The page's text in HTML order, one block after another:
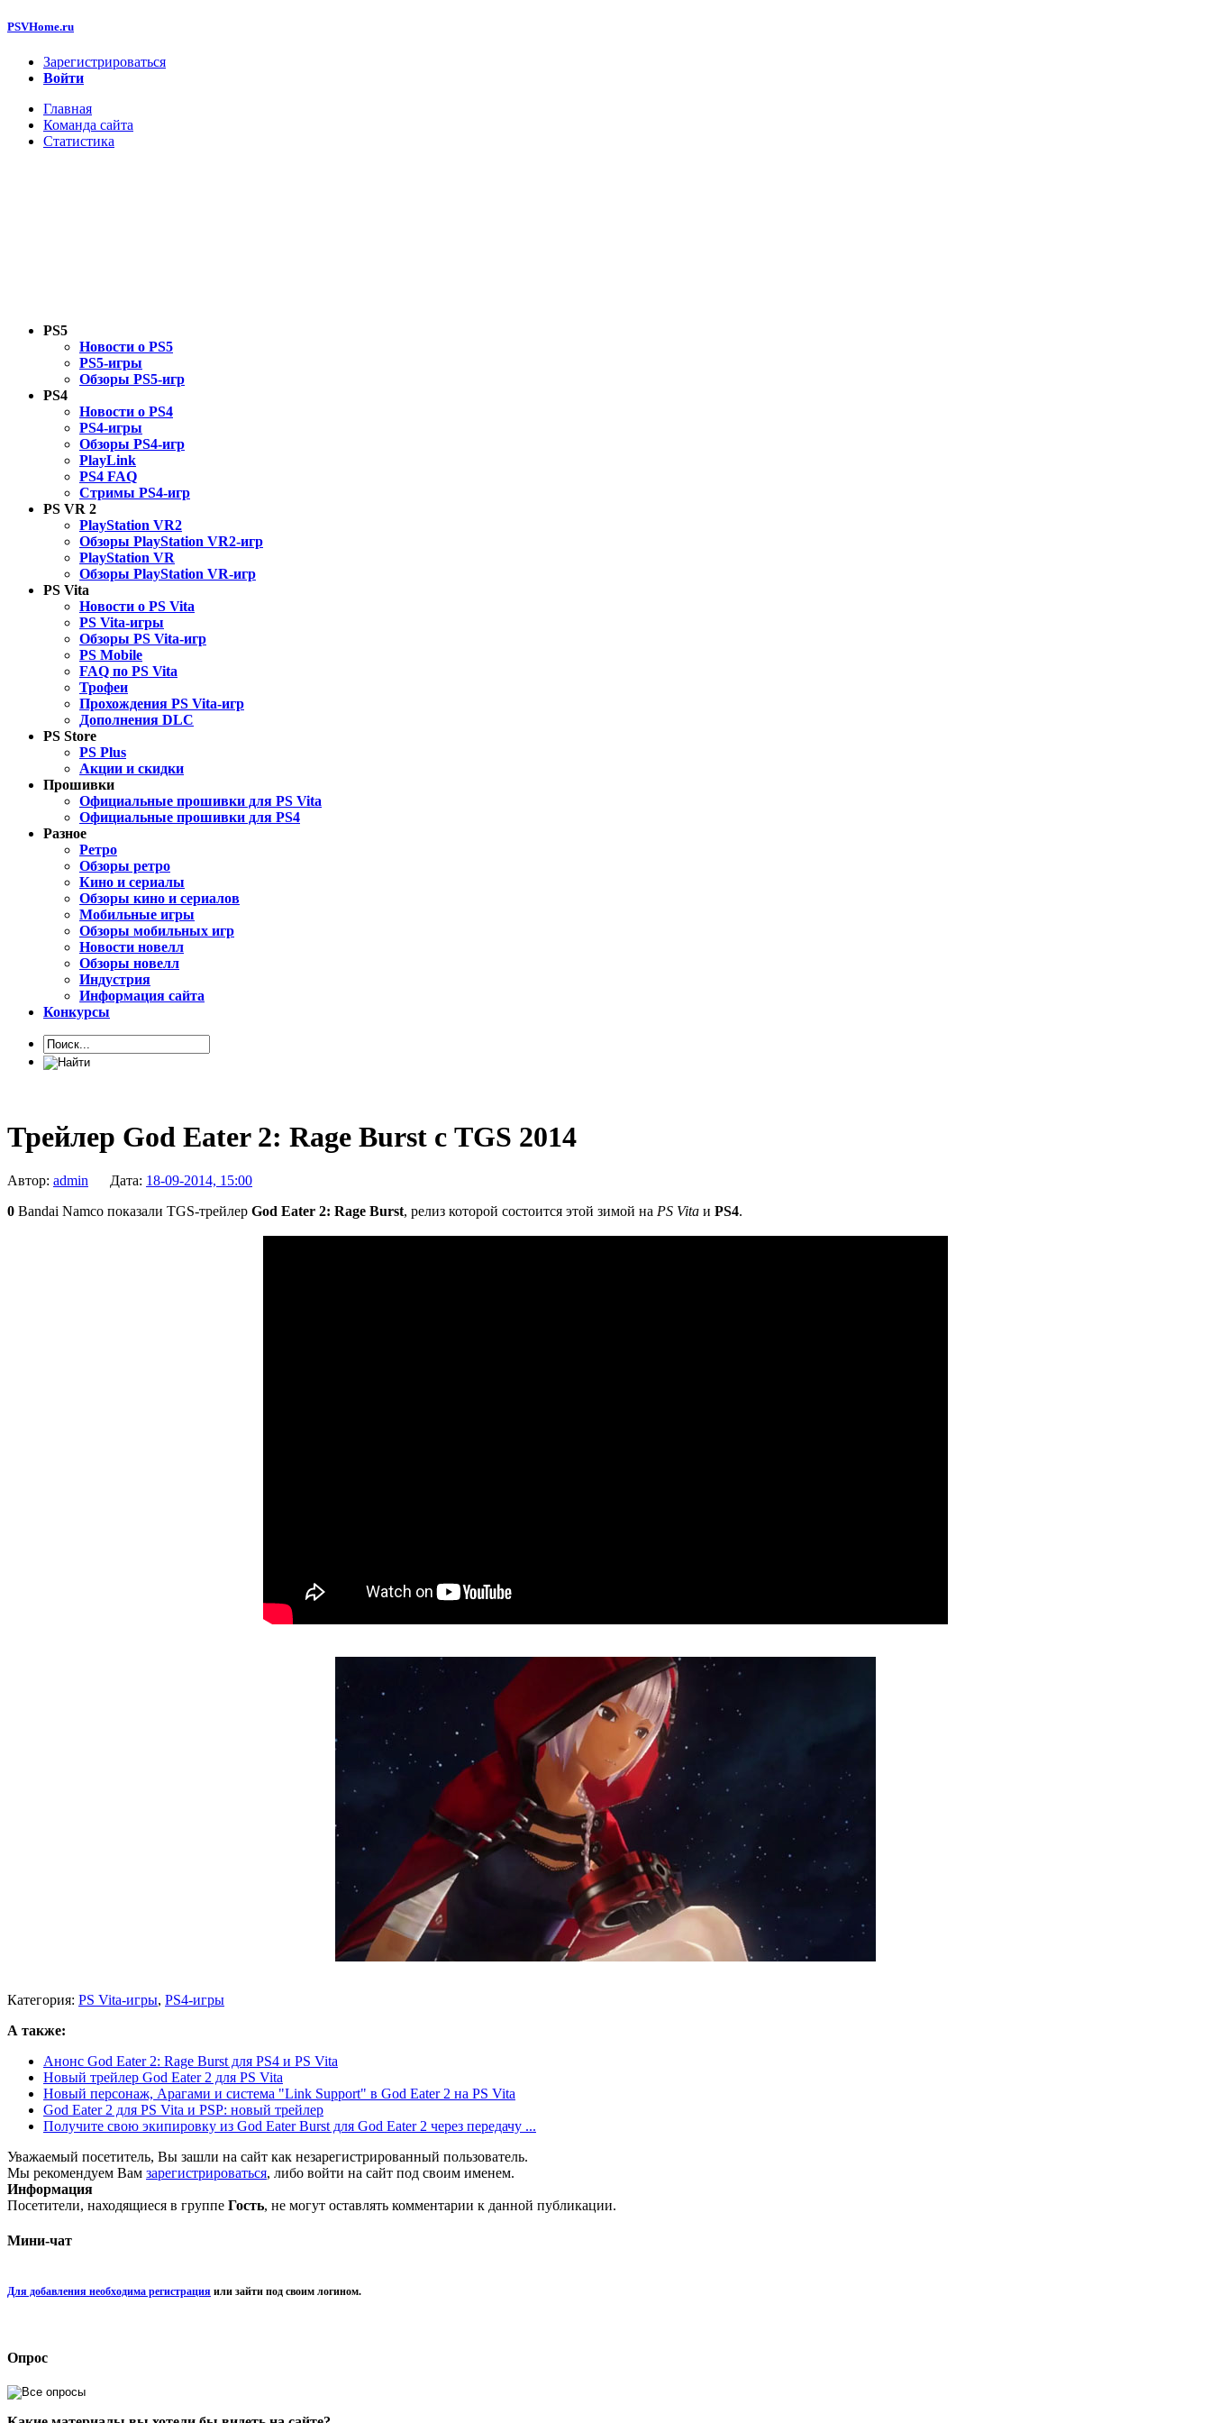
PSVHome.ru
Зарегистрироваться
Войти
Главная
Команда сайта
Статистика
PS5
Новости о PS5
PS5-игры
Обзоры PS5-игр
PS4
Новости о PS4
PS4-игры
Обзоры PS4-игр
PlayLink
PS4 FAQ
Стримы PS4-игр
PS VR 2
PlayStation VR2
Обзоры PlayStation VR2-игр
PlayStation VR
Обзоры PlayStation VR-игр
PS Vita
Новости о PS Vita
PS Vita-игры
Обзоры PS Vita-игр
PS Mobile
FAQ по PS Vita
Трофеи
Прохождения PS Vita-игр
Дополнения DLC
PS Store
PS Plus
Акции и скидки
Прошивки
Официальные прошивки для PS Vita
Официальные прошивки для PS4
Разное
Ретро
Обзоры ретро
Кино и сериалы
Обзоры кино и сериалов
Мобильные игры
Обзоры мобильных игр
Новости новелл
Обзоры новелл
Индустрия
Информация сайта
Конкурсы
Трейлер God Eater 2: Rage Burst с TGS 2014
Автор: admin Дата: 18-09-2014, 15:00
0 Bandai Namco показали TGS-трейлер God Eater 2: Rage Burst, релиз которой состоится этой зимой на PS Vita и PS4.
Категория: PS Vita-игры, PS4-игры
А также:
Анонс God Eater 2: Rage Burst для PS4 и PS Vita
Новый трейлер God Eater 2 для PS Vita
Новый персонаж, Арагами и система "Link Support" в God Eater 2 на PS Vita
God Eater 2 для PS Vita и PSP: новый трейлер
Получите свою экипировку из God Eater Burst для God Eater 2 через передачу ...
Уважаемый посетитель, Вы зашли на сайт как незарегистрированный пользователь.
Мы рекомендуем Вам зарегистрироваться, либо войти на сайт под своим именем.
Информация
Посетители, находящиеся в группе Гость, не могут оставлять комментарии к данной публикации.
Мини-чат
Для добавления необходима регистрация или зайти под своим логином.
Опрос